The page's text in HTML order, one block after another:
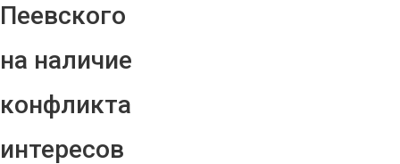
Пеевского
на наличие
конфликта
интересов